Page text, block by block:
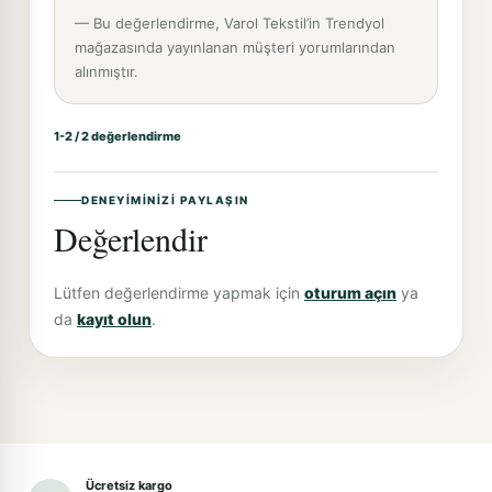
— Bu değerlendirme, Varol Tekstil’in Trendyol
mağazasında yayınlanan müşteri yorumlarından
alınmıştır.
1-2 / 2 değerlendirme
DENEYIMINIZI PAYLAŞIN
Değerlendir
Lütfen değerlendirme yapmak için oturum açın ya
da kayıt olun.
Ücretsiz kargo